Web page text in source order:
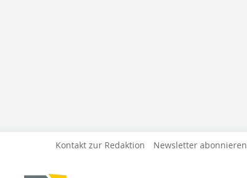
Kontakt zur Redaktion Newsletter abonnieren